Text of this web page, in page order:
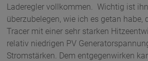
Laderegler vollkommen. Wichtig ist
überzubelegen, wie ich es getan habe,
Tracer mit einer sehr starken
relativ niedrigen PV
Stromstärken. Dem entgegenwirken